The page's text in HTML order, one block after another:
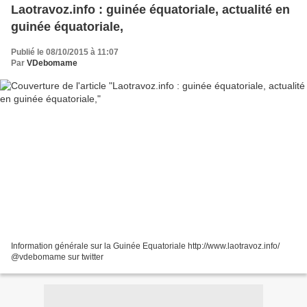
Laotravoz.info : guinée équatoriale, actualité en
guinée équatoriale,
Publié le 08/10/2015 à 11:07
Par VDebomame
Information générale sur la Guinée Equatoriale http://www.laotravoz.info/
@vdebomame sur twitter